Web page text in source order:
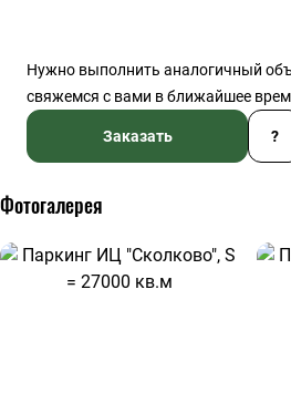
Нужно выполнить аналогичный
свяжемся с вами в ближайшее
Заказать ?
Фотогалерея